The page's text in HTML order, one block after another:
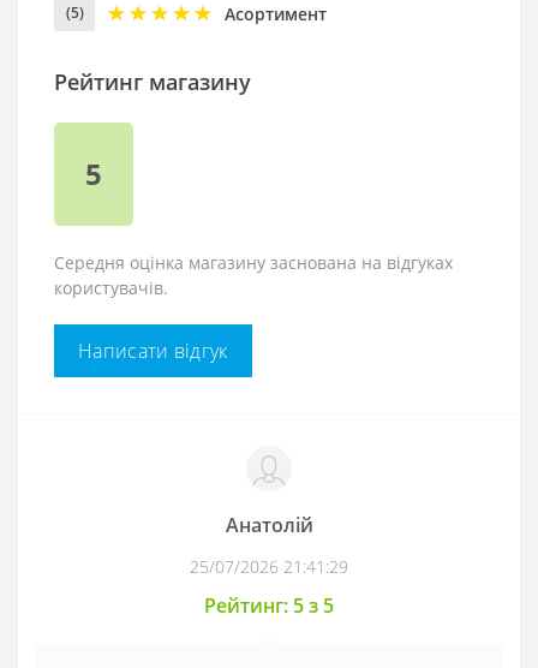
Рейтинг магазину
5
Середня оцінка магазину заснована на відгуках
користувачів.
Написати відгук
Асортимент
(5)
Анатолій
25/07/2026 21:41:29
Рейтинг: 5 з 5